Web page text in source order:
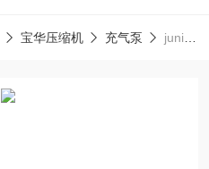
宝华压缩机 充气泵 juniorII德国宝华充气充气泵